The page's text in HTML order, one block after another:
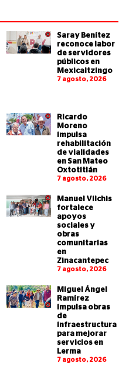
Saray Benítez
reconoce labor
de servidores
públicos en
Mexicaltzingo
7 agosto, 2026
Ricardo
Moreno
impulsa
rehabilitación
de vialidades
en San Mateo
Oxtotitlán
7 agosto, 2026
Manuel Vilchis
fortalece
apoyos
sociales y
obras
comunitarias
en
Zinacantepec
7 agosto, 2026
Miguel Ángel
Ramírez
impulsa obras
de
infraestructura
para mejorar
servicios en
Lerma
7 agosto, 2026